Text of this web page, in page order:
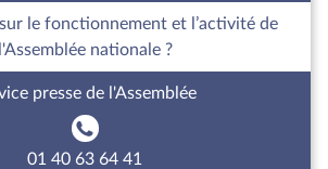
le fonctionnement et l’activité de
l'Assemblée nationale ?
presse de l'Assemblée
01 40 63 64 41